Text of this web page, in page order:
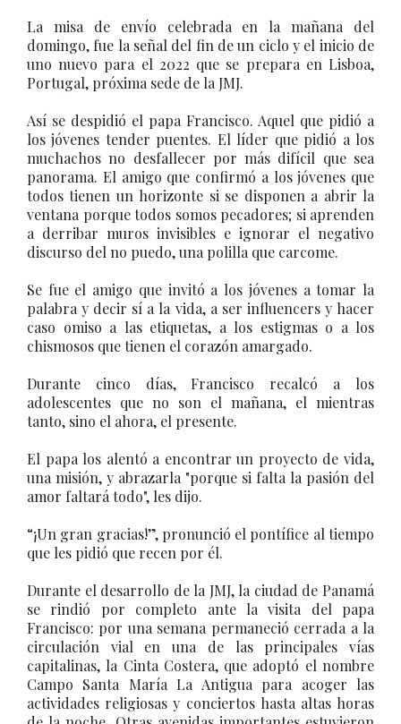
La misa de envío celebrada en la mañana del
domingo, fue la señal del fin de un ciclo y el inicio de
uno nuevo para el 2022 que se prepara en Lisboa,
Portugal, próxima sede de la JMJ.
Así se despidió el papa Francisco. Aquel que pidió a
los jóvenes tender puentes. El líder que pidió a los
muchachos no desfallecer por más difícil que sea
panorama. El amigo que confirmó a los jóvenes que
todos tienen un horizonte si se disponen a abrir la
ventana porque todos somos pecadores; si aprenden
a derribar muros invisibles e ignorar el negativo
discurso del no puedo, una polilla que carcome.
Se fue el amigo que invitó a los jóvenes a tomar la
palabra y decir sí a la vida, a ser influencers y hacer
caso omiso a las etiquetas, a los estigmas o a los
chismosos que tienen el corazón amargado.
Durante cinco días, Francisco recalcó a los
adolescentes que no son el mañana, el mientras
tanto, sino el ahora, el presente.
El papa los alentó a encontrar un proyecto de vida,
una misión, y abrazarla "porque si falta la pasión del
amor faltará todo", les dijo.
“¡Un gran gracias!”, pronunció el pontífice al tiempo
que les pidió que recen por él.
Durante el desarrollo de la JMJ, la ciudad de Panamá
se rindió por completo ante la visita del papa
Francisco: por una semana permaneció cerrada a la
circulación vial en una de las principales vías
capitalinas, la Cinta Costera, que adoptó el nombre
Campo Santa María La Antigua para acoger las
actividades religiosas y conciertos hasta altas horas